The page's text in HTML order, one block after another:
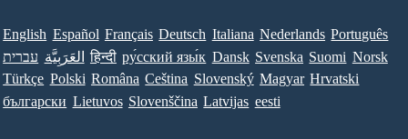
English Español Français Deutsch Italiana Nederlands Português
עברית العَرَبِيَّة हिन्दी ру́сский язы́к Dansk Svenska Suomi Norsk
Türkçe Polski Româna Ceština Slovenský Magyar Hrvatski
български Lietuvos Slovenščina Latvijas eesti